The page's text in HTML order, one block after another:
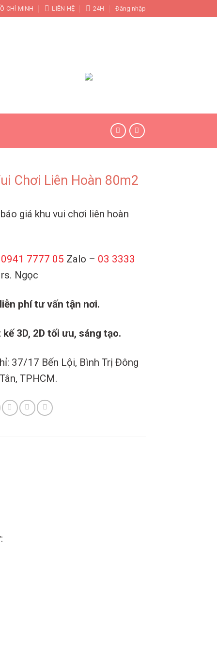
CHÍ MINH LIÊN HỆ 24H Đăng nhập
Chơi Liên Hoàn 80m2
giá khu vui chơi liên hoàn
0941 7777 05 Zalo – 03 3333
Ngọc
phí tư vấn tận nơi.
3D, 2D tối ưu, sáng tạo.
37/17 Bến Lội, Bình Trị Đông
TPHCM.